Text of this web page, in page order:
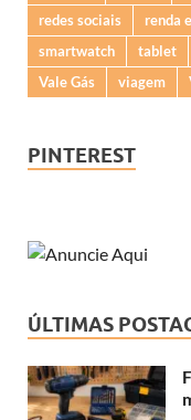
redes sociais
renda
smartwatch
tablet
Vale Gás
viagem
PINTEREST
ÚLTIMAS